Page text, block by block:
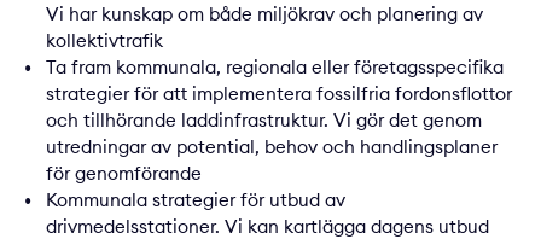
Vi har kunskap om både miljökrav och planering av
kollektivtrafik
Ta fram kommunala, regionala eller företagsspecifika
strategier för att implementera fossilfria fordonsflottor
och tillhörande laddinfrastruktur. Vi gör det genom
utredningar av potential, behov och handlingsplaner
för genomförande
Kommunala strategier för utbud av
drivmedelsstationer. Vi kan kartlägga dagens utbud